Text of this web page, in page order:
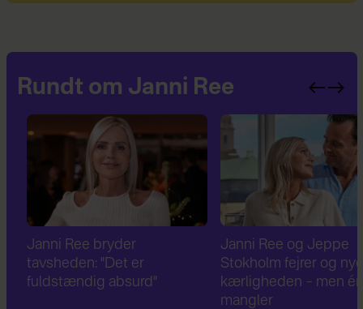
Rundt om Janni Ree
Janni Ree bryder
tavsheden: "Det er
fuldstændig absurd"
Janni Ree og Jeppe
Stokholm fejrer og
kærligheden – men én
mangler